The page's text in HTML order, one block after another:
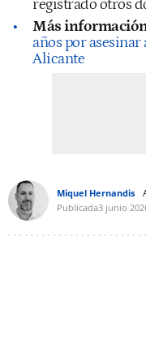
registrado otros
Más
años por asesinar
Alicante
Miquel Hernandis
Publicada3 junio